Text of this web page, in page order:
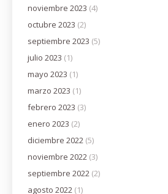
noviembre 2023 (4)
octubre 2023 (2)
septiembre 2023 (5)
julio 2023 (1)
mayo 2023 (1)
marzo 2023 (1)
febrero 2023 (3)
enero 2023 (2)
diciembre 2022 (5)
noviembre 2022 (3)
septiembre 2022 (2)
agosto 2022 (1)